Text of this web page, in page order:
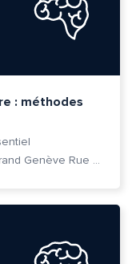
: méthodes
Cité des Métiers du Grand Genève Rue Prévost-Martin 6 1205 Genève